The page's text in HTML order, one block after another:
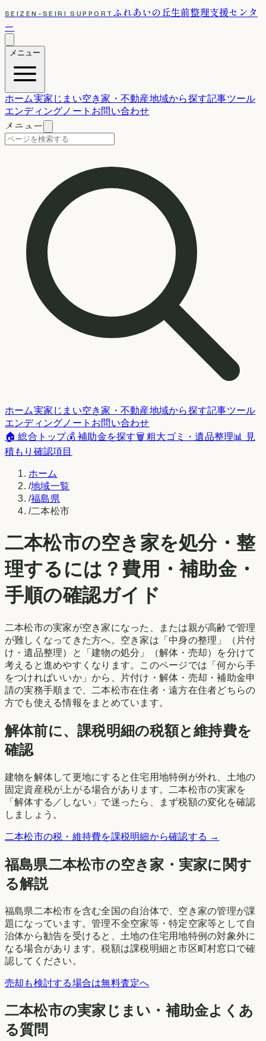
SEIZEN-SEIRI SUPPORT ふれあいの丘生前整理支援センタ
ー
メニュー
ホーム実家じまい空き家・不動産地域から探す記事ツール
エンディングノート お問い合わせ
メニュー
ホーム実家じまい空き家・不動産地域から探す記事ツール
エンディングノート お問い合わせ
🏠 総合トップ💰 補助金を探す🗑️ 粗大ゴミ・遺品整理📊 見
積もり確認項目
ホーム
/地域一覧
/福島県
/二本松市
二本松市の空き家を処分・整
理するには？費用・補助金・
手順の確認ガイド
二本松市の実家が空き家になった、または親が高齢で管理
が難しくなってきた方へ。空き家は「中身の整理」（片付
け・遺品整理）と「建物の処分」（解体・売却）を分けて
考えると進めやすくなります。このページでは「何から手
をつければいいか」から、片付け・解体・売却・補助金申
請の実務手順まで、
二本松市在住者・遠方在住者どちらの
方でも使える情報をまとめています。
解体前に、課税明細の税額と維持費を
確認
建物を解体して更地にすると住宅用地特例が外れ、土地の
固定資産税が上がる場合があります。
二本松市の実家を
「解体する／しない」で迷ったら、まず税額の変化を確認
しましょう。
二本松市の税・維持費を課税明細から確認する →
福島県二本松市の空き家・実家に関す
る解説
福島県二本松市を含む全国の自治体で、空き家の管理が課
題になっています。管理不全空家等・特定空家等として自
治体から勧告を受けると、土地の住宅用地特例の対象外に
なる場合があります。税額は課税明細と市区町村窓口で確
認してください。
売却も検討する場合は無料査定へ
二本松市の実家じまい・補助金よくあ
る質問